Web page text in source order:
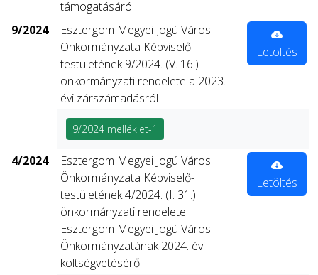
támogatásáról
9/2024
Esztergom Megyei Jogú Város
Önkormányzata Képviselő-
testületének 9/2024. (V. 16.)
önkormányzati rendelete a 2023.
évi zárszámadásról
Letöltés
9/2024 melléklet-1
4/2024
Esztergom Megyei Jogú Város
Önkormányzata Képviselő-
testületének 4/2024. (I. 31.)
önkormányzati rendelete
Esztergom Megyei Jogú Város
Önkormányzatának 2024. évi
költségvetéséről
Letöltés